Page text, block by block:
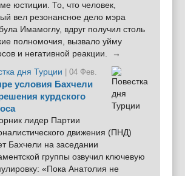
юстиции. То, что человек,
вел резонансное дело мэра
Имамоглу, вдруг получил столь
полномочия, вызвало уйму
и негативной реакции. →
дня Турции
| 04 Фев.
условия Бахчели
курдского
лидер Партии
движения (ПНД)
Бахчели на заседании
группы озвучил ключевую
«Пока Анатолия не